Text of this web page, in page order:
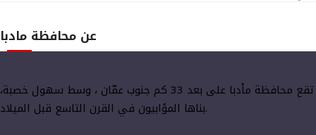
عن محافظة مادبا
تقع محافظة مأدبا على بعد 33 كم جنوب عمّان ، وسط سهول خصبة،
بناها المؤابيون في القرن التاسع قبل الميلاد.